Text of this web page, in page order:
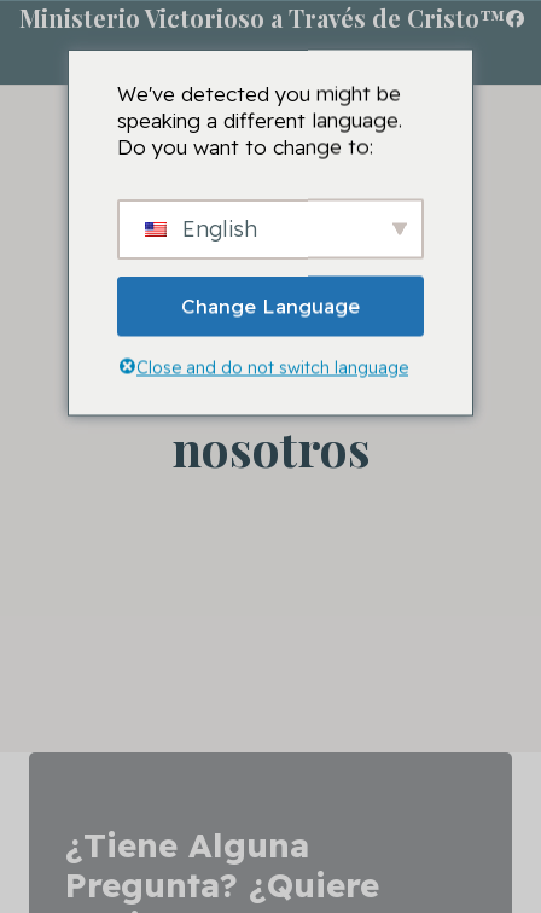
Ministerio Victorioso a Través de Cristo™
Contacte con
nosotros
¿Tiene Alguna
Pregunta? ¿Quiere
We've detected you might be
speaking a different language.
Do you want to change to:
English
Change Language
Close and do not switch language